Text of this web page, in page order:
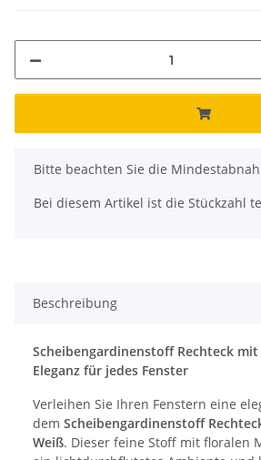
x
Bitte beachten Sie die
Bei diesem Artikel ist die Stückzahl
Beschreibung
Scheibengardinenstoff Rechteck
Eleganz für jedes Fenster
Verleihen Sie Ihren Fenstern eine
dem Scheibengardinenstoff
Weiß. Dieser feine Stoff mit floralen